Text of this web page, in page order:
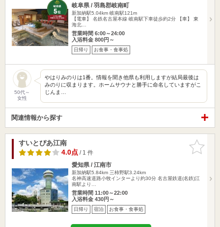
岐阜県 / 羽島郡岐南町
新加納駅5.04km 岐南駅121m
【電車】 名鉄名古屋本線 岐南駅下車徒歩約2分 【車】 東
海北…
営業時間 6:00～24:00
入浴料金 800円～
日帰り お食事・食事処
50代～
女性
やはりみのりは1番。情報を聞き他県も利用しますが結局最後は
みのりに収まります。ホームサウナと勝手に命名していますがこ
じんま…
関連情報から探す
お気に入
りに追加
すいとぴあ江南
4.0点/ 1 件
愛知県 / 江南市
新加納駅5.84km 三柿野駅3.24km
名神高速道路小牧インターより約30分 名古屋鉄道(名鉄)江
南駅より…
営業時間 11:00～22:00
入浴料金 430円～
日帰り 宿泊 お食事・食事処